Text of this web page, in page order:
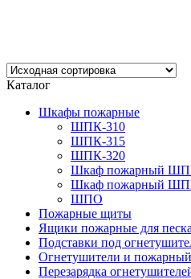
Каталог
Шкафы пожарные
ШПК-310
ШПК-315
ШПК-320
Шкаф пожарный
Шкаф пожарный
ШПО
Пожарные щиты
Ящики пожарные для песка
Подставки под
Огнетушители и
Перезарядка